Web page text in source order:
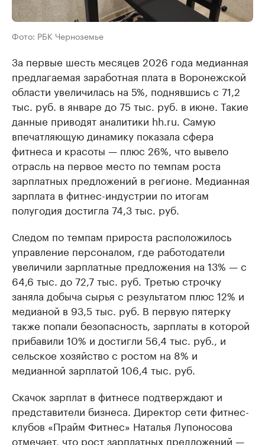
Фото: РБК Черноземье
За первые шесть месяцев 2026 года медианная
предлагаемая заработная плата в Воронежской
области увеличилась на 5%, поднявшись с 71,2
тыс. руб. в январе до 75 тыс. руб. в июне. Такие
данные приводят аналитики hh.ru. Самую
впечатляющую динамику показала сфера
фитнеса и красоты — плюс 26%, что вывело
отрасль на первое место по темпам роста
зарплатных предложений в регионе. Медианная
зарплата в фитнес-индустрии по итогам
полугодия достигла 74,3 тыс. руб.
Следом по темпам прироста расположилось
управление персоналом, где работодатели
увеличили зарплатные предложения на 13% — с
64,6 тыс. до 72,7 тыс. руб. Третью строчку
заняла добыча сырья с результатом плюс 12% и
медианой в 93,5 тыс. руб. В первую пятерку
также попали безопасность, зарплаты в которой
прибавили 10% и достигли 56,4 тыс. руб., и
сельское хозяйство с ростом на 8% и
медианной зарплатой 106,4 тыс. руб.
Скачок зарплат в фитнесе подтверждают и
представители бизнеса. Директор сети фитнес-
клубов «Прайм Фитнес» Наталья Лупоносова
отмечает, что рост зарплатных предложений —